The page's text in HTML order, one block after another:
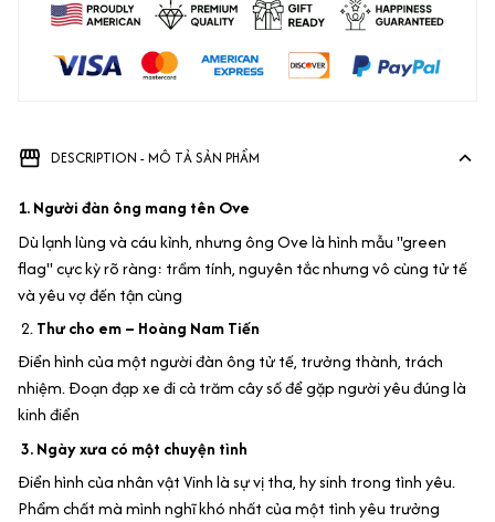
DESCRIPTION - MÔ TẢ SẢN PHẨM
1. Người đàn ông mang tên Ove
Dù lạnh lùng và cáu kỉnh, nhưng ông Ove là hình mẫu "green
flag" cực kỳ rõ ràng: trầm tính, nguyên tắc nhưng vô cùng tử tế
và yêu vợ đến tận cùng
2.Thư cho em – Hoàng Nam Tiến
Điển hình của một người đàn ông tử tế, trưởng thành, trách
nhiệm. Đoạn đạp xe đi cả trăm cây số để gặp người yêu đúng là
kinh điển
3. Ngày xưa có một chuyện tình
Điển hình của nhân vật Vinh là sự vị tha, hy sinh trong tình yêu.
Phẩm chất mà mình nghĩ khó nhất của một tình yêu trưởng